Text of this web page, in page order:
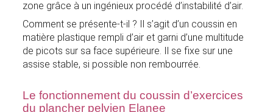
zone grâce à un ingénieux procédé d’instabilité d’air.
Comment se présente-t-il ? Il s’agit d’un coussin en
matière plastique rempli d’air et garni d’une multitude
de picots sur sa face supérieure. Il se fixe sur une
assise stable, si possible non rembourrée.
Le fonctionnement du coussin d’exercices
du plancher pelvien Elanee